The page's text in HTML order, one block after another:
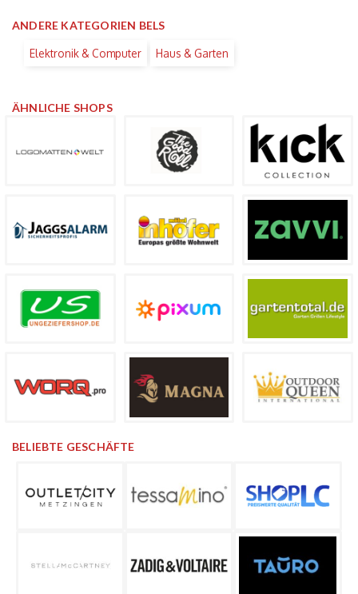
ANDERE KATEGORIEN BELS
Elektronik & Computer Haus & Garten
ÄHNLICHE SHOPS
BELIEBTE GESCHÄFTE